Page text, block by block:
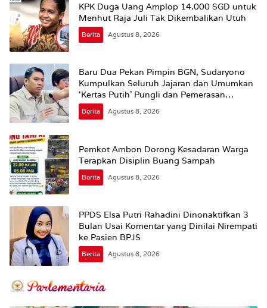
KPK Duga Uang Amplop 14.000 SGD untuk
Menhut Raja Juli Tak Dikembalikan Utuh
Berita Agustus 8, 2026
Baru Dua Pekan Pimpin BGN, Sudaryono
Kumpulkan Seluruh Jajaran dan Umumkan
‘Kertas Putih’ Pungli dan Pemerasan
Supplier harus Berhenti Sekarang
Berita Agustus 8, 2026
Pemkot Ambon Dorong Kesadaran Warga
Terapkan Disiplin Buang Sampah
Berita Agustus 8, 2026
PPDS Elsa Putri Rahadini Dinonaktifkan 3
Bulan Usai Komentar yang Dinilai Nirempati
ke Pasien BPJS
Berita Agustus 8, 2026